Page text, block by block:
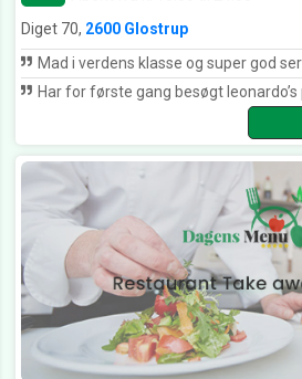
Diget 70, 2600 Glostrup
Mad i verdens klasse og super god
Har for første gang besøgt leonardo’s pizzaria, og det var en oplevelse uden lige. Fantastisk service, og helt